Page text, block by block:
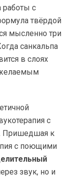
работы с
твёрдой
мысленно три
санкальпа
в слоях
желаемым
с
Пришедшая к
с поющими
звук, но и